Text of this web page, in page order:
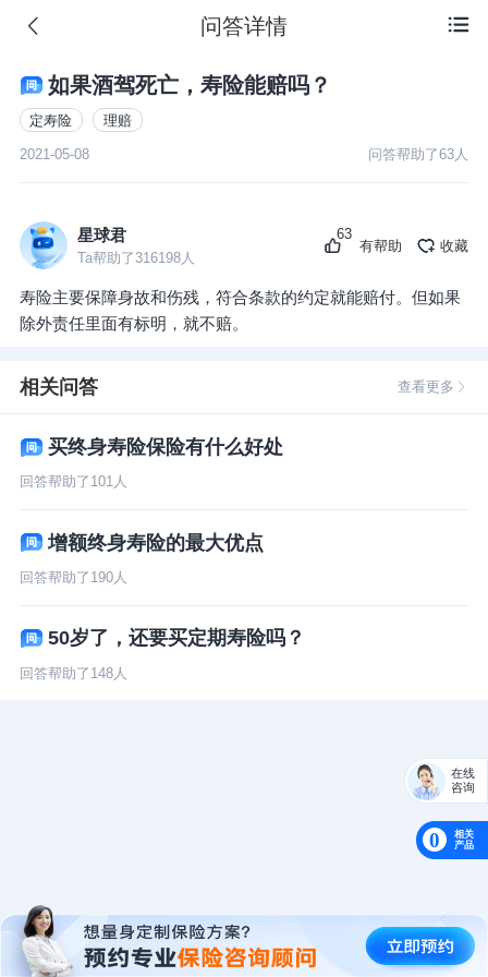
 问答详情
如果酒驾死亡，寿险能赔吗？
定寿险 理赔
2021-05-08 问答帮助了63人
星球君
Ta帮助了 316198人
63
有帮助 收藏
寿险主要保障身故和伤残，符合条款的约定就能赔付。但如果
除外责任里面有标明，就不赔。
相关问答 查看更多
买终身寿险保险有什么好处
回答帮助了 101人
增额终身寿险的最大优点
回答帮助了 190人
50岁了，还要买定期寿险吗？
回答帮助了 148人
0 相关
产品
在线
咨询